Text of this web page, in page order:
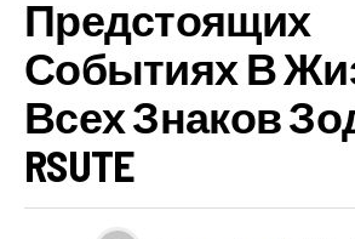
Предстоящих
Событиях В
Всех Знаков
RSUTE